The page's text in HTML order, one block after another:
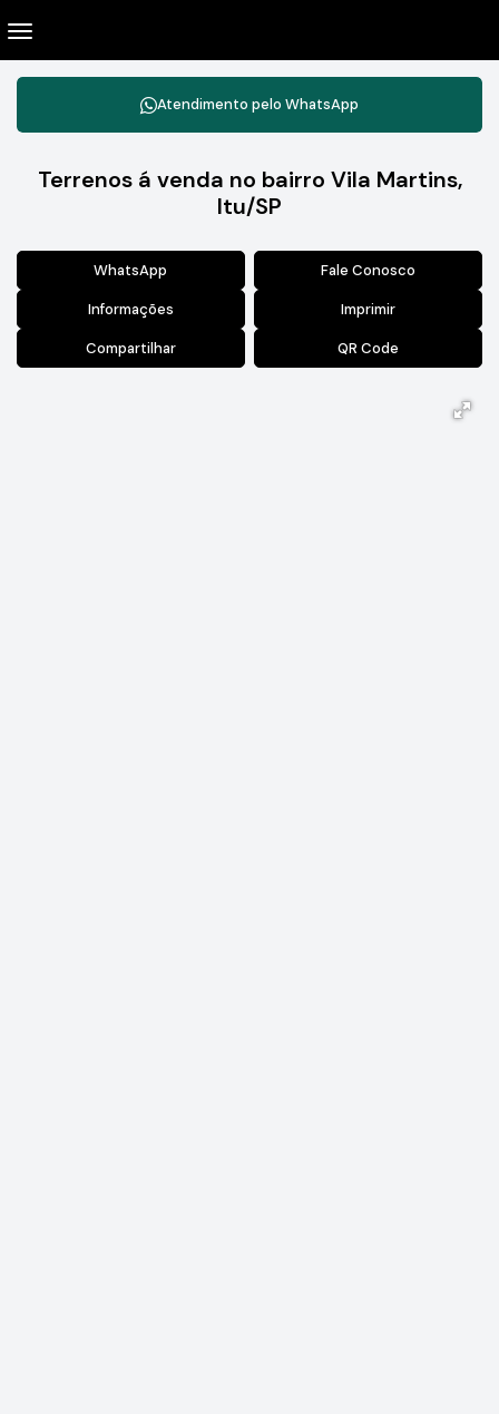
Atendimento pelo WhatsApp
Terrenos á venda no bairro Vila Martins,
Itu/SP
WhatsApp Fale Conosco
Informações Imprimir
Compartilhar QR Code